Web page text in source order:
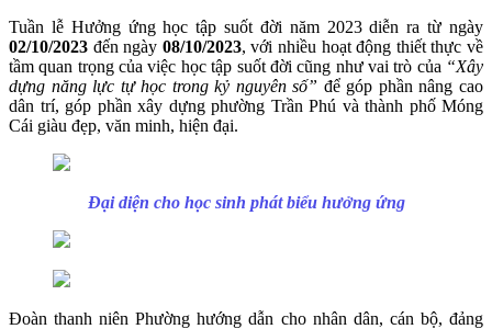
Tuần lễ Hưởng ứng học tập suốt đời năm 2023 diễn ra từ ngày
02/10/2023 đến ngày 08/10/2023, với nhiều hoạt động thiết thựcvề
tầm quan trọng của việc học tập suốt đời cũng như vai trò của “Xây
dựng năng lực tự học trong kỷ nguyên số” để góp phần nâng cao
dân trí, góp phần xây dựng phường Trần Phú và thành phố Móng
Cái giàu đẹp, văn minh, hiện đại.
Đại diện cho học sinh phát biểu hưởng ứng
Đoàn thanh niên Phường hướng dẫn cho nhân dân, cán bộ, đảng